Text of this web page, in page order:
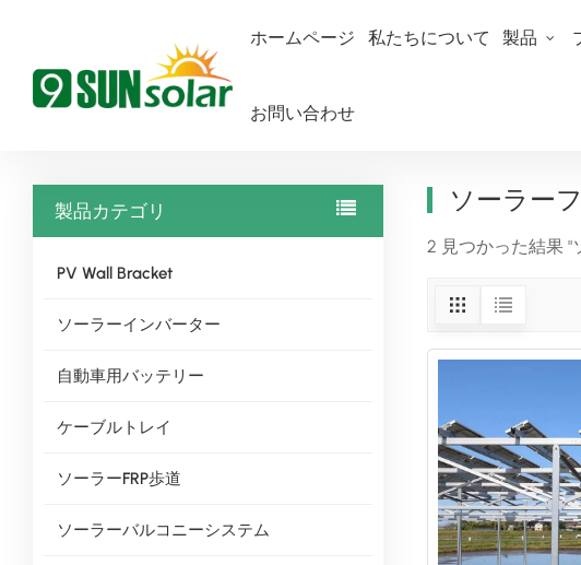
ホームページ 私たちについて 製品
お問い合わせ
ソーラーファームソーラーパネル
製品カテゴリ
PV Wall Bracket
ソーラーインバーター
自動車用バッテリー
ケーブルトレイ
ソーラーFRP歩道
ソーラーバルコニーシステム
ソーラー
2 見つかった結果 "